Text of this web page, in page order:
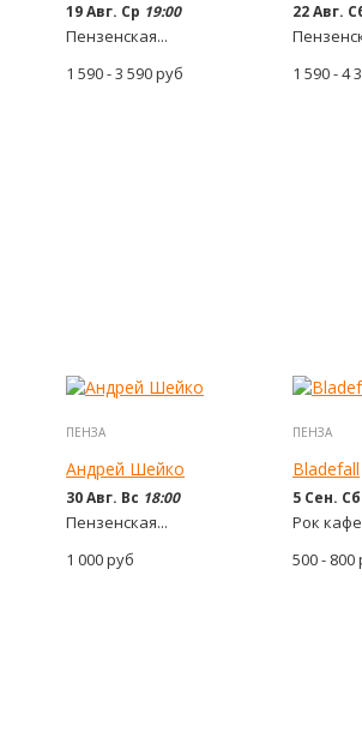
19 Авг. Ср 19:00
Пензенская...
1 590 - 3 590руб
22 Авг.
1 590 - 4
ПЕНЗА
Андрей Шейко
30 Авг. Вс 18:00
Пензенская...
1 000руб
ПЕНЗА
Bladefall
5 Сен. Сб
Рок
500 - 800